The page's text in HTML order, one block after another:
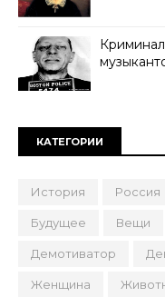
КАТЕГОРИИ
История Россия
Будущее Вещи
Демотиватор
Женщина